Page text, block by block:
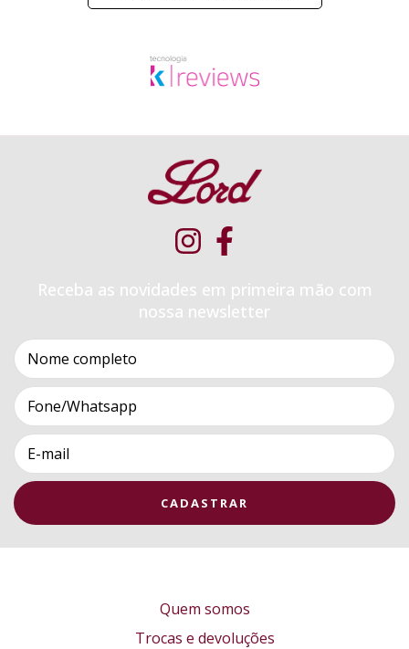
Receba as novidades em primeira mão com
nossa newsletter
Quem somos
Trocas e devoluções